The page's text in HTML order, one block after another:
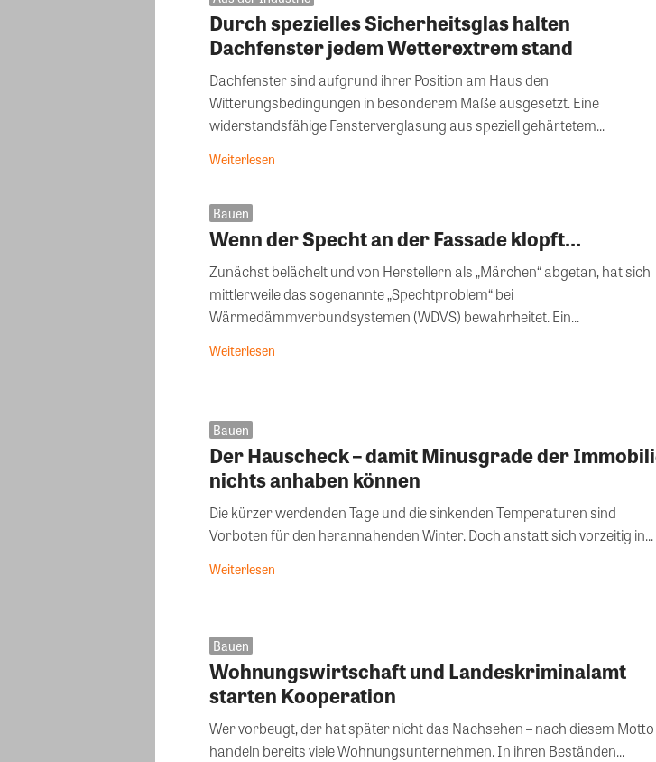
Durch spezielles Sicherheitsglas halten
Dachfenster jedem Wetterextrem stand
Dachfenster sind aufgrund ihrer Position am Haus den
Witterungsbedingungen in besonderem Maße ausgesetzt. Eine
widerstandsfähige Fensterverglasung aus speziell gehärtetem...
Weiterlesen
Bauen
Wenn der Specht an der Fassade klopft…
Zunächst belächelt und von Herstellern als „Märchen“ abgetan, hat sich
mittlerweile das sogenannte „Spechtproblem“ bei
Wärmedämmverbundsystemen (WDVS) bewahrheitet. Ein...
Weiterlesen
Bauen
Der Hauscheck – damit Minusgrade der
nichts anhaben können
Die kürzer werdenden Tage und die sinkenden Temperaturen sind
Vorboten für den herannahenden Winter. Doch anstatt sich vorzeitig in...
Weiterlesen
Bauen
Wohnungswirtschaft und Landeskriminalamt
starten Kooperation
Wer vorbeugt, der hat später nicht das Nachsehen – nach diesem Motto
handeln bereits viele Wohnungsunternehmen. In ihren Beständen...